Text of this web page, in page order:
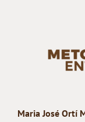
Maria José Ortí